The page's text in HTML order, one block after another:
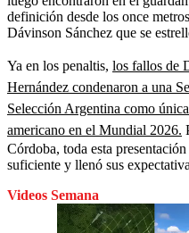
definición desde los once
Dávinson Sánchez que se
Ya en los penaltis, los fallos de
Hernández condenaron a una
Selección Argentina como
americano en el Mundial 2026.
Córdoba, toda esta
suficiente y llenó sus
Videos Semana